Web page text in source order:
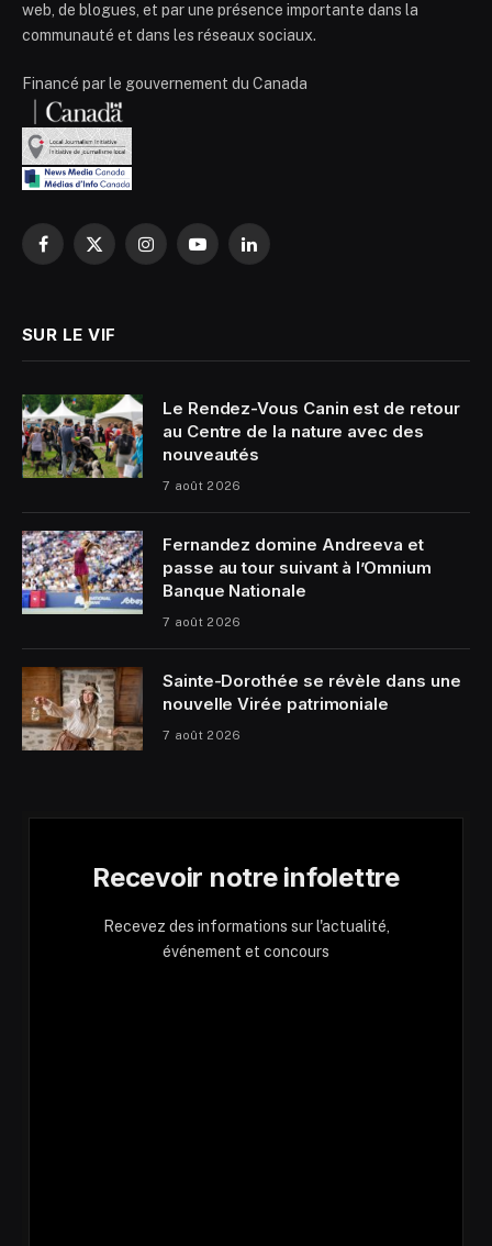
web, de blogues, et par une présence importante dans la
communauté et dans les réseaux sociaux.
Financé par le gouvernement du Canada
Facebook
X
InstagramYouTubeLinkedIn
SUR LE VIF
Le Rendez-Vous Canin est de retour
au Centre de la nature avec des
nouveautés
7 août 2026
Fernandez domine Andreeva et
passe au tour suivant à l’Omnium
Banque Nationale
7 août 2026
Sainte-Dorothée se révèle dans une
nouvelle Virée patrimoniale
7 août 2026
Recevoir notre infolettre
Recevez des informations sur l'actualité,
événement et concours